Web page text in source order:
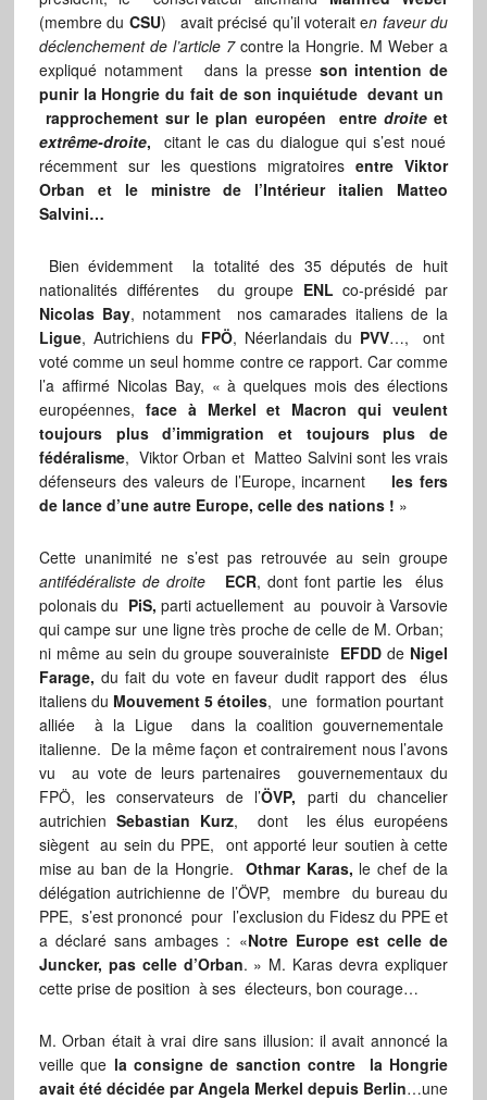
(membre du CSU) avait précisé qu’il voterait en faveur du
déclenchement de l’article 7contre la Hongrie. M Weber a
expliqué notamment dans la presse son intention de
punir la Hongrie du fait de son inquiétude devant un
rapprochement sur le plan européen entredroite et
extrême-droite,
citant le cas du dialogue qui s’est noué
récemment sur les questions migratoires entre Viktor
Orban et le ministre de l’Intérieur italien Matteo
Salvini…
Bien évidemment la totalité des 35 députés de huit
nationalités différentes du groupe ENLco-présidé par
Nicolas Bay, notamment nos camarades italiens de la
Ligue, Autrichiens du FPÖ, Néerlandais du PVV…, ont
voté comme un seul homme contre ce rapport. Car comme
l’a affirmé Nicolas Bay, « à quelques mois des élections
européennes, face à Merkel et Macron qui veulent
toujours plus d’immigration et toujours plus de
fédéralisme, Viktor Orban et Matteo Salvini sont les vrais
défenseurs des valeurs de l’Europe, incarnent les fers
de lance d’une autre Europe, celle des nations ! »
Cette unanimité ne s’est pas retrouvée au sein groupe
antifédéraliste de droite
ECR, dont font partie les élus
polonais du PiS,parti actuellement au pouvoir à Varsovie
qui campe sur une ligne très proche de celle de M. Orban;
ni même au sein du groupe souverainiste EFDD de Nigel
Farage, du fait du vote en faveur dudit rapport des élus
italiens du Mouvement 5 étoiles, une formation pourtant
alliée à la Ligue dans la coalition gouvernementale
italienne. De la même façon et contrairement nous l’avons
vu au vote de leurs partenaires gouvernementaux du
FPÖ, les conservateurs de l’ÖVP, parti du chancelier
autrichien Sebastian Kurz, dont les élus européens
siègent au sein du PPE, ont apporté leur soutien à cette
mise au ban de la Hongrie.Othmar Karas, le chef de la
délégation autrichienne de l’ÖVP, membre du bureau du
PPE, s’est prononcé pour l’exclusion du Fidesz du PPE et
a déclaré sans ambages : «Notre Europe est celle de
Juncker, pas celle d’Orban. » M. Karas devra expliquer
cette prise de position à ses électeurs, bon courage…
M. Orban était à vrai dire sans illusion: il avait annoncé la
veille que la consigne de sanction contre la Hongrie
avait été décidée par Angela Merkel depuis Berlin…une